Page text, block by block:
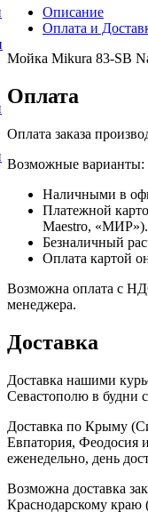
Описание
Оплата и
Мойка Mikura 83-SB
Оплата
Оплата заказа
Возможные варианты:
Наличными в
Платежной
Maestro, «МИР»).
Безналичный
Оплата картой
Возможна оплата с
менеджера.
Доставка
Доставка нашими
Севастополю в будни
Доставка по Крыму
Евпатория, Феодосия
еженедельно, день
Возможна доставка
Краснодарскому